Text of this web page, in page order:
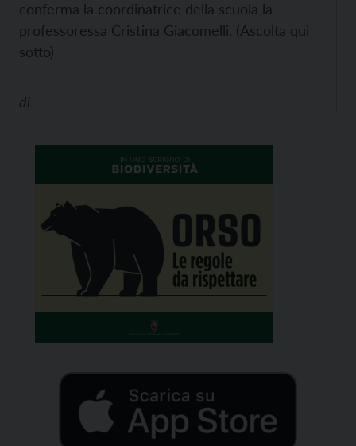
conferma la coordinatrice della scuola la
professoressa Cristina Giacomelli. (Ascolta qui
sotto)
di